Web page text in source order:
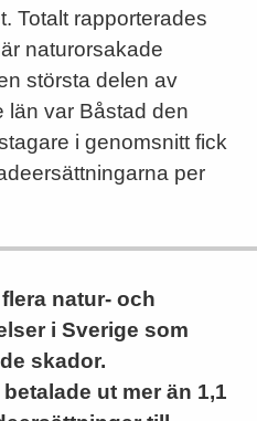
Totalt rapporterades
naturorsakade
största delen av
län var Båstad den
i genomsnitt fick
per
natur- och
i Sverige som
skador.
ut mer än 1,1